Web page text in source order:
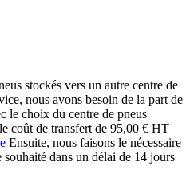
stockés vers un autre centre de
nous avons besoin de la part de
le choix du centre de pneus
coût de transfert de 95,00 € HT
Ensuite, nous faisons le nécessaire
dans un délai de 14 jours